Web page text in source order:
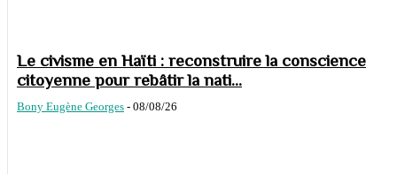
Le civisme en Haïti : reconstruire la conscience
citoyenne pour rebâtir la nati...
Bony Eugène Georges - 08/08/26